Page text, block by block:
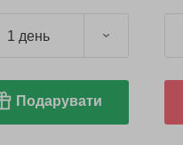
1 день
Подарувати